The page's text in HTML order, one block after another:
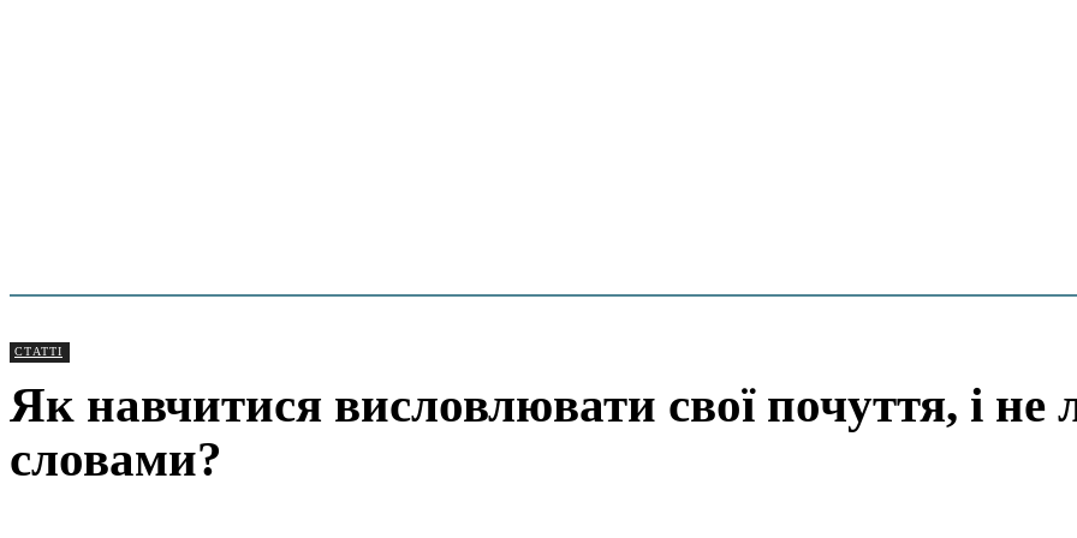
СТАТТІ
Як навчитися висловлювати свої почуття, і не
словами?